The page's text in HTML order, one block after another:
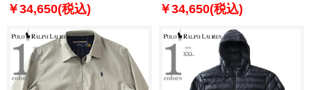
￥34,650(税込)
710548506-001
￥34,650(税込)